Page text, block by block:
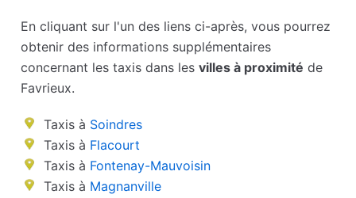
En cliquant sur l'un des liens ci-après, vous pourrez
obtenir des informations supplémentaires
concernant les taxis dans lesvilles à proximité de
Favrieux.
Taxis à Soindres
Taxis à Flacourt
Taxis à Fontenay-Mauvoisin
Taxis à Magnanville